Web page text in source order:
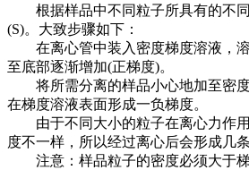
根据样品中不同粒子所具有的不同
(S)。大致步骤如下：
在离心管中装入密度梯度溶液，溶
至底部逐渐增加(正梯度)。
将所需分离的样品小心地加至密度
在梯度溶液表面形成一负梯度。
由于不同大小的粒子在离心力作用
度不一样，所以经过离心后会形成几
注意：样品粒子的密度必须大于梯